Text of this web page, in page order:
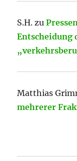
S.H. zu
Entscheidung
Matthias
mehrerer